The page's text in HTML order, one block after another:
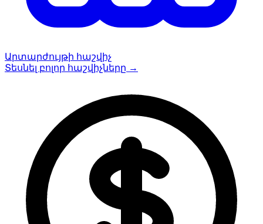
Արտարժույթի հաշվիչ
Տեսնել բոլոր հաշվիչները →